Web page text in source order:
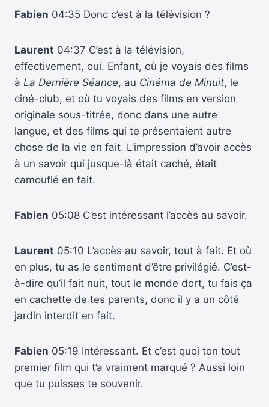
Fabien 04:35 Donc c’est à la télévision ?
Laurent 04:37 C’est à la télévision,
effectivement, oui. Enfant, où je voyais des films
à La Dernière Séance, au Cinéma de Minuit, le
ciné-club, et où tu voyais des films en version
originale sous-titrée, donc dans une autre
langue, et des films qui te présentaient autre
chose de la vie en fait. L’impression d’avoir accès
à un savoir qui jusque-là était caché, était
camouflé en fait.
Fabien 05:08 C’est intéressant l’accès au savoir.
Laurent 05:10 L’accès au savoir, tout à fait. Et où
en plus, tu as le sentiment d’être privilégié. C’est-
à-dire qu’il fait nuit, tout le monde dort, tu fais ça
en cachette de tes parents, donc il y a un côté
jardin interdit en fait.
Fabien 05:19 Intéressant. Et c’est quoi ton tout
premier film qui t’a vraiment marqué ? Aussi loin
que tu puisses te souvenir.